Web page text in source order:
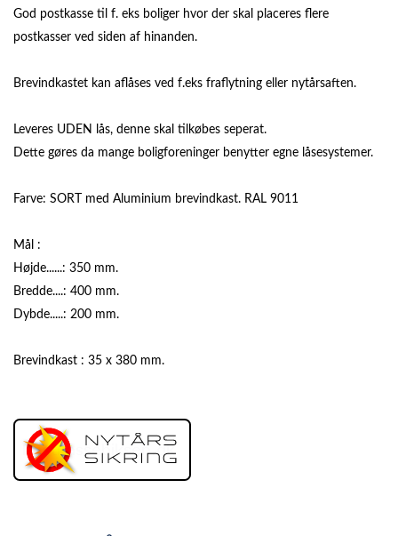
God postkasse til f. eks boliger hvor der skal placeres flere
postkasser ved siden af hinanden.
Brevindkastet kan aflåses ved f.eks fraflytning eller nytårsaften.
Leveres UDEN lås, denne skal tilkøbes seperat.
Dette gøres da mange boligforeninger benytter egne låsesystemer.
Farve: SORT med Aluminium brevindkast. RAL 9011
Mål :
Højde......: 350 mm.
Bredde....: 400 mm.
Dybde.....: 200 mm.
Brevindkast : 35 x 380 mm.